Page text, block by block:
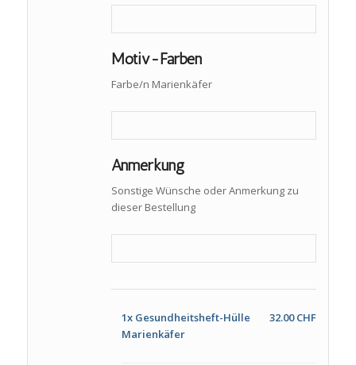
Motiv-Farben
Farbe/n Marienkäfer
Anmerkung
Sonstige Wünsche oder Anmerkung zu
dieser Bestellung
1x Gesundheitsheft-Hülle
Marienkäfer
32.00 CHF